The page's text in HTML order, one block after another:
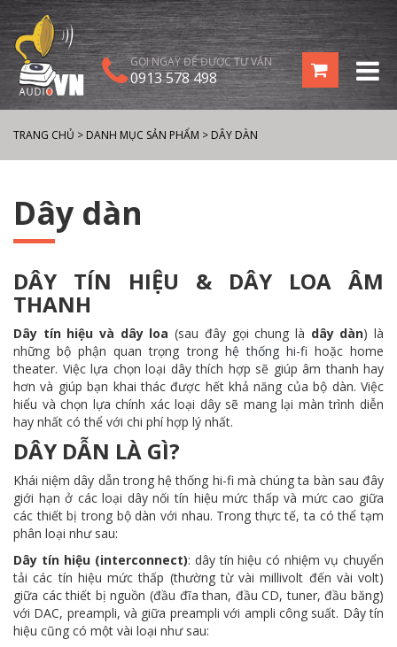
GỌI NGAY ĐỂ ĐƯỢC TƯ VẤN
0913 578 498
TRANG CHỦ > DANH MỤC SẢN PHẨM > DÂY DÀN
Dây dàn
DÂY TÍN HIỆU & DÂY LOA ÂM
THANH
Dây tín hiệu và dây loa (sau đây gọi chung là dây dàn) là
những bộ phận quan trọng trong hệ thống hi-fi hoặc home
theater. Việc lựa chọn loại dây thích hợp sẽ giúp âm thanh hay
hơn và giúp bạn khai thác được hết khả năng của bộ dàn. Việc
hiểu và chọn lựa chính xác loại dây sẽ mang lại màn trình diễn
hay nhất có thể với chi phí hợp lý nhất.
DÂY DẪN LÀ GÌ?
Khái niệm dây dẫn trong hệ thống hi-fi mà chúng ta bàn sau đây
giới hạn ở các loại dây nối tín hiệu mức thấp và mức cao giữa
các thiết bị trong bộ dàn với nhau. Trong thực tế, ta có thể tạm
phân loại như sau:
Dây tín hiệu (interconnect): dây tín hiệu có nhiệm vụ chuyển
tải các tín hiệu mức thấp (thường từ vài millivolt đến vài volt)
giữa các thiết bị nguồn (đầu đĩa than, đầu CD, tuner, đầu băng)
với DAC, preampli, và giữa preampli với ampli công suất. Dây tín
hiệu cũng có một vài loại như sau: